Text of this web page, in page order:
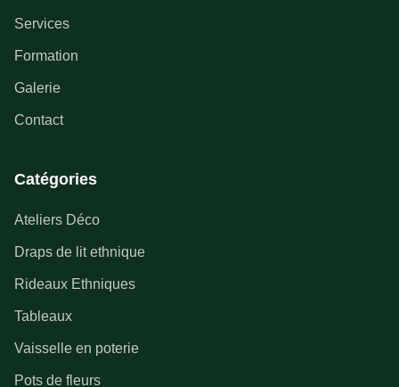
Services
Formation
Galerie
Contact
Catégories
Ateliers Déco
Draps de lit ethnique
Rideaux Ethniques
Tableaux
Vaisselle en poterie
Pots de fleurs